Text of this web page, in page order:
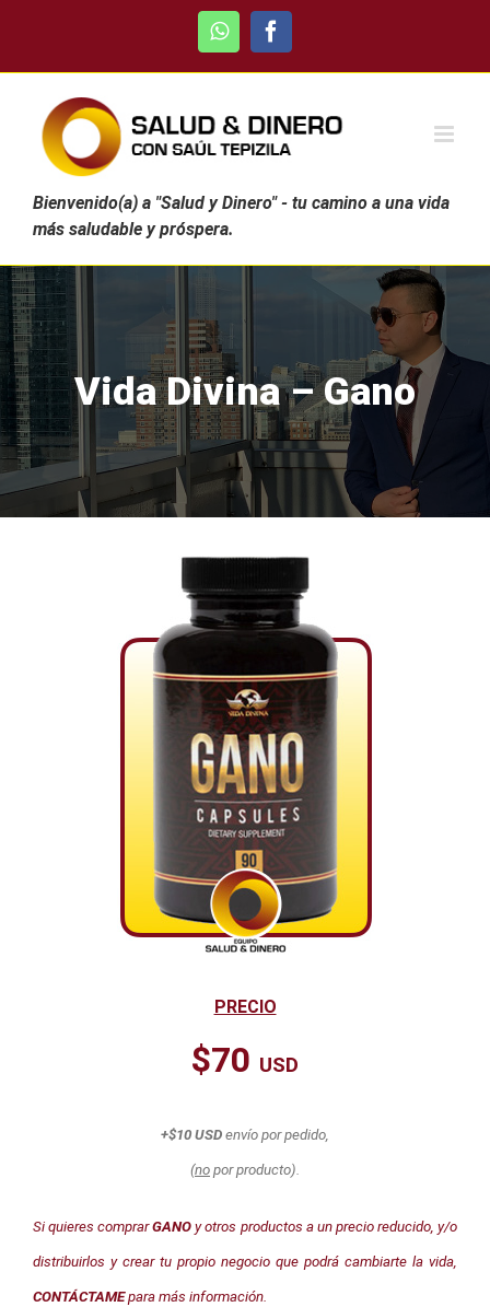
WhatsAppFacebook
Bienvenido(a) a "Salud y Dinero" - tu camino a una vida
más saludable y próspera.
Vida Divina – Gano
PRECIO
$70 USD
+$10 USD envío por pedido,
(no por producto).
Si quieres comprarGANO y otros productos a un precio reducido, y/o
distribuirlos y crear tu propio negocio que podrá cambiarte la vida,
CONTÁCTAMEpara más información.